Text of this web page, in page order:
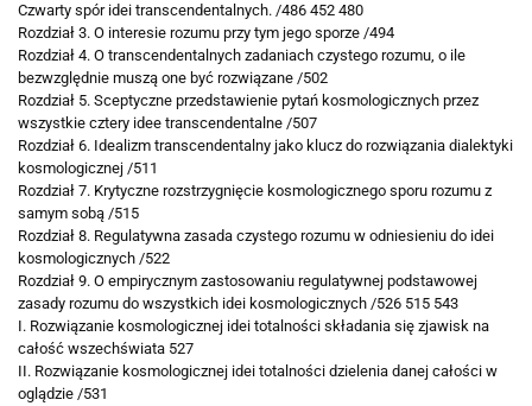
Czwarty spór idei transcendentalnych. /486 452 480
Rozdział 3. O interesie rozumu przy tym jego sporze /494
Rozdział 4. O transcendentalnych zadaniach czystego rozumu, o ile
bezwzględnie muszą one być rozwiązane /502
Rozdział 5. Sceptyczne przedstawienie pytań kosmologicznych przez
wszystkie cztery idee transcendentalne /507
Rozdział 6. Idealizm transcendentalny jako klucz do rozwiązania dialektyki
kosmologicznej /511
Rozdział 7. Krytyczne rozstrzygnięcie kosmologicznego sporu rozumu z
samym sobą /515
Rozdział 8. Regulatywna zasada czystego rozumu w odniesieniu do idei
kosmologicznych /522
Rozdział 9. O empirycznym zastosowaniu regulatywnej podstawowej
zasady rozumu do wszystkich idei kosmologicznych /526 515 543
I. Rozwiązanie kosmologicznej idei totalności składania się zjawisk na
całość wszechświata 527
II. Rozwiązanie kosmologicznej idei totalności dzielenia danej całości w
oglądzie /531